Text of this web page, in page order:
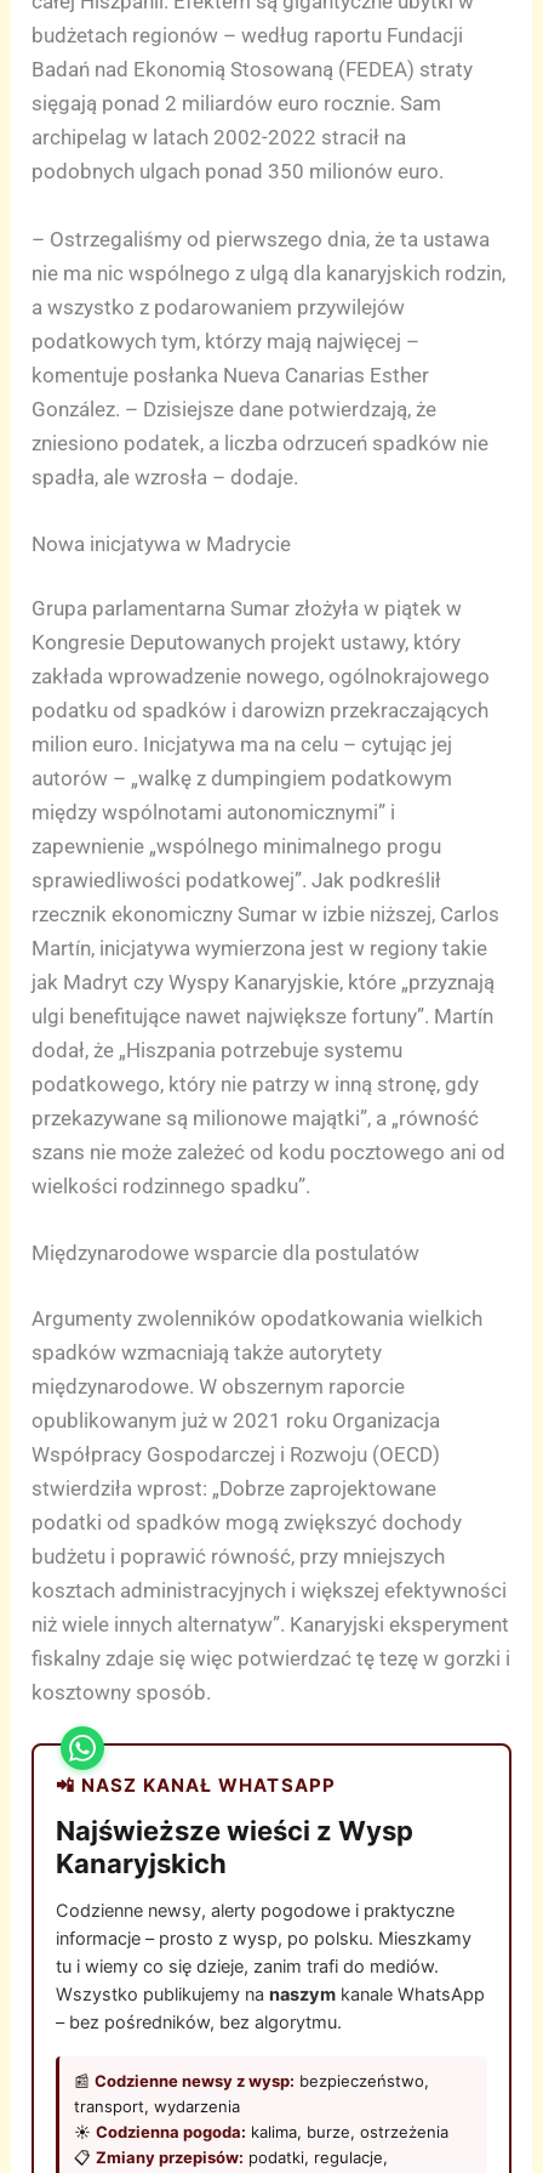
budżetach regionów – według raportu Fundacji
Badań nad Ekonomią Stosowaną (FEDEA) straty
sięgają ponad 2 miliardów euro rocznie. Sam
archipelag w latach 2002-2022 stracił na
podobnych ulgach ponad 350 milionów euro.
– Ostrzegaliśmy od pierwszego dnia, że ta ustawa
nie ma nic wspólnego z ulgą dla kanaryjskich rodzin,
a wszystko z podarowaniem przywilejów
podatkowych tym, którzy mają najwięcej –
komentuje posłanka Nueva Canarias Esther
González. – Dzisiejsze dane potwierdzają, że
zniesiono podatek, a liczba odrzuceń spadków nie
spadła, ale wzrosła – dodaje.
Nowa inicjatywa w Madrycie
Grupa parlamentarna Sumar złożyła w piątek w
Kongresie Deputowanych projekt ustawy, który
zakłada wprowadzenie nowego, ogólnokrajowego
podatku od spadków i darowizn przekraczających
milion euro. Inicjatywa ma na celu – cytując jej
autorów – „walkę z dumpingiem podatkowym
między wspólnotami autonomicznymi” i
zapewnienie „wspólnego minimalnego progu
sprawiedliwości podatkowej”. Jak podkreślił
rzecznik ekonomiczny Sumar w izbie niższej, Carlos
Martín, inicjatywa wymierzona jest w regiony takie
jak Madryt czy Wyspy Kanaryjskie, które „przyznają
ulgi benefitujące nawet największe fortuny”. Martín
dodał, że „Hiszpania potrzebuje systemu
podatkowego, który nie patrzy w inną stronę, gdy
przekazywane są milionowe majątki”, a „równość
szans nie może zależeć od kodu pocztowego ani od
wielkości rodzinnego spadku”.
Międzynarodowe wsparcie dla postulatów
Argumenty zwolenników opodatkowania wielkich
spadków wzmacniają także autorytety
międzynarodowe. W obszernym raporcie
opublikowanym już w 2021 roku Organizacja
Współpracy Gospodarczej i Rozwoju (OECD)
stwierdziła wprost: „Dobrze zaprojektowane
podatki od spadków mogą zwiększyć dochody
budżetu i poprawić równość, przy mniejszych
kosztach administracyjnych i większej efektywności
niż wiele innych alternatyw”. Kanaryjski eksperyment
fiskalny zdaje się więc potwierdzać tę tezę w gorzki i
kosztowny sposób.
📲 NASZ KANAŁ WHATSAPP
Najświeższe wieści z Wysp
Kanaryjskich
Codzienne newsy, alerty pogodowe i praktyczne
informacje – prosto z wysp, po polsku. Mieszkamy
tu i wiemy co się dzieje, zanim trafi do mediów.
Wszystko publikujemy nanaszym kanale WhatsApp
– bez pośredników, bez algorytmu.
📰Codzienne newsy z wysp: bezpieczeństwo,
transport, wydarzenia
☀️Codzienna pogoda: kalima, burze, ostrzeżenia
📋Zmiany przepisów: podatki, regulacje,